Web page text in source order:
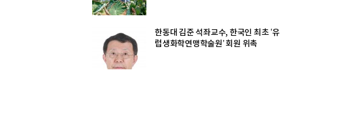
한동대 김준 석좌교수, 한국인 최초 ‘유
럽생화학연맹학술원’ 회원 위촉